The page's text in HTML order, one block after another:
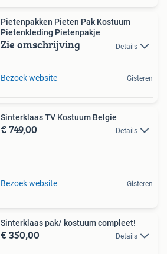
Pietenpakken Pieten Pak Kostuum
Pietenkleding Pietenpakje
Zie omschrijving Details
Bezoek website Gisteren
Sinterklaas TV Kostuum Belgie
€ 749,00 Details
Bezoek website Gisteren
Sinterklaas pak/ kostuum compleet!
€ 350,00 Details